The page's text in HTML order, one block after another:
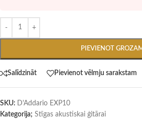
PIEVIENOT
Salīdzināt Pievienot vēlmju sarakstam
SKU:
D'Addario EXP10
Kategorija; Stīgas akustiskai ģitārai